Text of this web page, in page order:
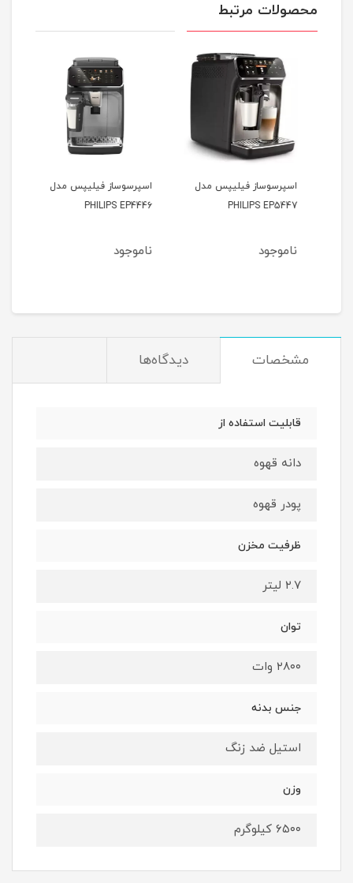
محصولات مرتبط
اسپرسوساز فیلیپس مدل
PHILIPS EP5447
ناموجود
اسپرسوساز فیلیپس مدل
PHILIPS EP4446
ناموجود
مشخصات دیدگاه‌ها
قابلیت استفاده از
دانه قهوه
پودر قهوه
ظرفیت مخزن
۲.۷ لیتر
توان
۲۸۰۰ وات
جنس بدنه
استیل ضد زنگ
وزن
۶۵۰۰ کیلوگرم